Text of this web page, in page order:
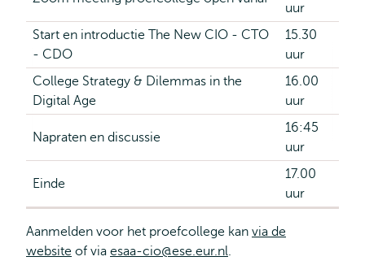
uur
Start en introductie The New CIO - CTO
- CDO
15.30
uur
College Strategy & Dilemmas in the
Digital Age
16.00
uur
Napraten en discussie
16:45
uur
Einde
17.00
uur
Aanmelden voor het proefcollege kan via de
website of via esaa-cio@ese.eur.nl.